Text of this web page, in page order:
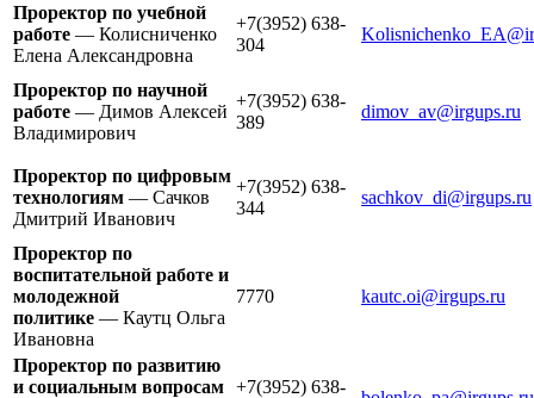
Проректор по учебной
работе — Колисниченко
Елена Александровна
+7(3952) 638-
304
Проректор по научной
работе — Димов Алексей
Владимирович
+7(3952) 638-
389
dimov_av@irgups.ru
Проректор по цифровым
технологиям — Сачков
Дмитрий Иванович
+7(3952) 638-
344
sachkov_di@irgups.ru
Проректор по
воспитательной работе и
молодежной
политике — Каутц Ольга
Ивановна
7770 kautc.oi@irgups.ru
Проректор по развитию
и социальным вопросам +7(3952) 638-